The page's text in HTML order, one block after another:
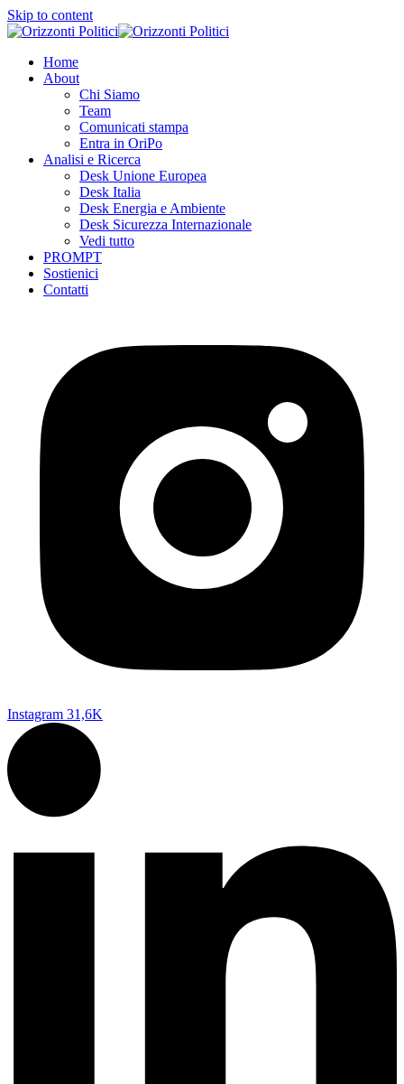
Skip to content
Home
About
Chi Siamo
Team
Comunicati stampa
Entra in OriPo
Analisi e Ricerca
Desk Unione Europea
Desk Italia
Desk Energia e Ambiente
Desk Sicurezza Internazionale
Vedi tutto
PROMPT
Sostienici
Contatti
Instagram 31,6K